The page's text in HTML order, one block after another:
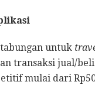
untuk
transaksi jual/
mulai dari